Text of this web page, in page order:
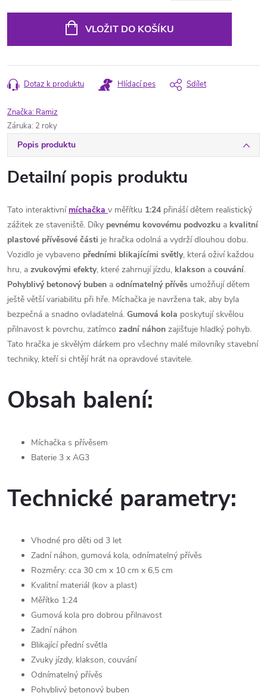
VLOŽIT DO KOŠÍKU
Dotaz k produktu Hlídací pes Sdílet
Značka: Ramiz
Záruka: 2 roky
Popis produktu
Detailní popis produktu
Tato interaktivní míchačka v měřítku 1:24 přináší dětem realistický
zážitek ze staveniště. Díky pevnému kovovému podvozku a kvalitní
plastové přívěsové části je hračka odolná a vydrží dlouhou dobu.
Vozidlo je vybaveno předními blikajícími světly, která oživí každou
hru, a zvukovými efekty, které zahrnují jízdu, klakson a couvání.
Pohyblivý betonový buben a odnímatelný přívěs umožňují dětem
ještě větší variabilitu při hře. Míchačka je navržena tak, aby byla
bezpečná a snadno ovladatelná. Gumová kola poskytují skvělou
přilnavost k povrchu, zatímco zadní náhon zajišťuje hladký pohyb.
Tato hračka je skvělým dárkem pro všechny malé milovníky stavební
techniky, kteří si chtějí hrát na opravdové stavitele.
Obsah balení:
Míchačka s přívěsem
Baterie 3 x AG3
Technické parametry:
Vhodné pro děti od 3 let
Zadní náhon, gumová kola, odnímatelný přívěs
Rozměry: cca 30 cm x 10 cm x 6,5 cm
Kvalitní materiál (kov a plast)
Měřítko 1:24
Gumová kola pro dobrou přilnavost
Zadní náhon
Blikající přední světla
Zvuky jízdy, klakson, couvání
Odnímatelný přívěs
Pohyblivý betonový buben